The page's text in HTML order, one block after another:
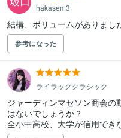
hakasem3
結構、ボリュームがありまし
参考になった
ライラッククラシック
ジャーディンマセソン商会
はないでしょうか？